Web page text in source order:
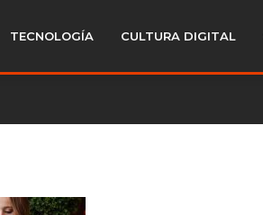
TECNOLOGÍA CULTURA DIGITAL